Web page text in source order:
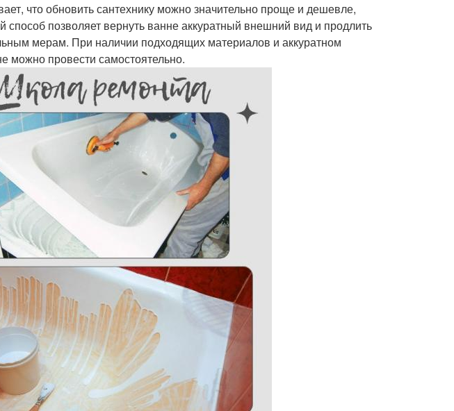
что обновить сантехнику можно значительно проще и дешевле,
способ позволяет вернуть ванне аккуратный внешний вид и продлить
мерам. При наличии подходящих материалов и аккуратном
можно провести самостоятельно.